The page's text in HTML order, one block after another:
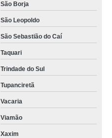
São Borja
São Leopoldo
São Sebastião do Caí
Taquari
Trindade do Sul
Tupanciretã
Vacaria
Viamão
Xaxim